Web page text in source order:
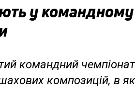
у командному
командний чемпіонат
композицій, в